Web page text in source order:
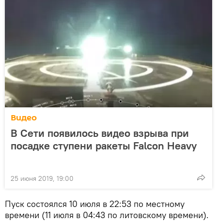
Видео
В Сети появилось видео взрыва при
посадке ступени ракеты Falcon Heavy
25 июня 2019, 19:00
Пуск состоялся 10 июля в 22:53 по местному
времени (11 июля в 04:43 по литовскому времени).